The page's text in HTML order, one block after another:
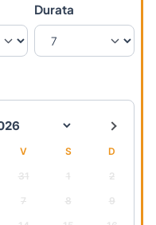
Durata
V S D
31 1 2
7 8 9